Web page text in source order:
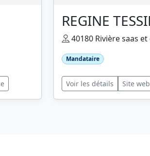
REGINE
40180 Rivière saas
Mandataire
Voir les détails Site